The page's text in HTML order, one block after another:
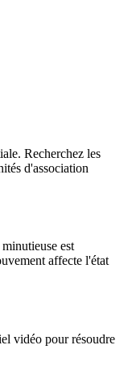
Recherchez les
d'association
est
affecte l'état
vidéo pour résoudre